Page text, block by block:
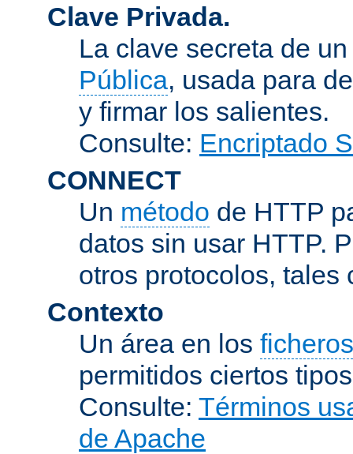
Clave Privada.
La clave secreta de
Pública, usada para
y firmar los salientes.
Consulte: Encriptado
CONNECT
Un método de HTTP
datos sin usar HTTP.
otros protocolos, tales
Contexto
Un área en los
permitidos ciertos
Consulte: Términos
de Apache